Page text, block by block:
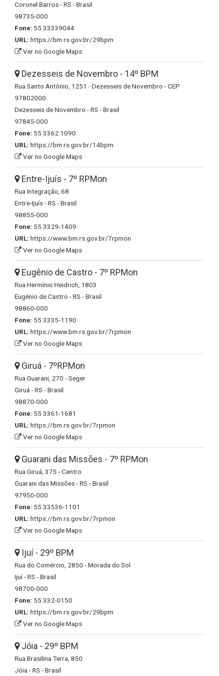
Coronel Barros - RS - Brasil
98735-000
Fone: 55 33339044
URL: https://bm.rs.gov.br/29bpm
Ver no Google Maps
Dezesseis de Novembro - 14º BPM
Rua Santo Antônio, 1251 - Dezesseis de Novembro - CEP
97802000
Dezesseis de Novembro - RS - Brasil
97845-000
Fone: 55 3362 1090
URL: https://bm.rs.gov.br/14bpm
Ver no Google Maps
Entre-Ijuís - 7º RPMon
Rua Integração, 68
Entre-Ijuís - RS - Brasil
98855-000
Fone: 55 3329-1409
URL: https://www.bm.rs.gov.br/7rpmon
Ver no Google Maps
Eugênio de Castro - 7º RPMon
Rua Hermínio Heidrich, 1803
Eugênio de Castro - RS - Brasil
98860-000
Fone: 55 3335-1190
URL: https://www.bm.rs.gov.br/7rpmon
Ver no Google Maps
Giruá - 7ºRPMon
Rua Guarani, 270 - Seger
Giruá - RS - Brasil
98870-000
Fone: 55 3361-1681
URL: https://bm.rs.gov.br/7rpmon
Ver no Google Maps
Guarani das Missões - 7º RPMon
Rua Giruá, 375 - Centro
Guarani das Missões - RS - Brasil
97950-000
Fone: 55 33536-1101
URL: https://bm.rs.gov.br/7rpmon
Ver no Google Maps
Ijuí - 29º BPM
Rua do Comércio, 2850 - Morada do Sol
Ijuí - RS - Brasil
98700-000
Fone: 55 332-0150
URL: https://bm.rs.gov.br/29bpm
Ver no Google Maps
Jóia - 29º BPM
Rua Brasilina Terra, 850
Jóia - RS - Brasil